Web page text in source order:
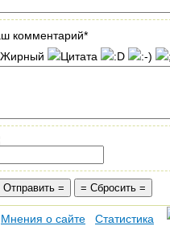
комментарий*
Мнения о сайте
Статистика